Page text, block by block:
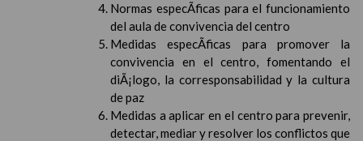
Normas especÃ­ficas para el funcionamiento
del aula de convivencia del centro
Medidas especÃ­ficas para promover la
convivencia en el centro, fomentando el
diÃ¡logo, la corresponsabilidad y la cultura
de paz
Medidas a aplicar en el centro para prevenir,
detectar, mediar y resolver los conflictos que